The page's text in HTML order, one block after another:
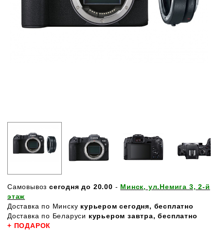
Самовывоз сегодня до 20.00 - Минск, ул.Немига 3, 2-й
этаж
Доставка по Минску курьером сегодня, бесплатно
Доставка по Беларуси курьером завтра, бесплатно
+ ПОДАРОК